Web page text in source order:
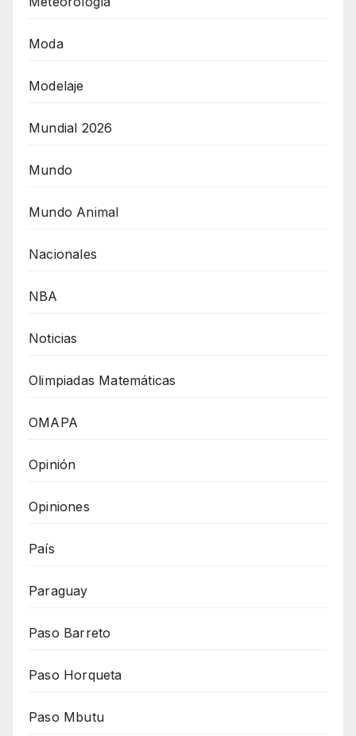
Moda
Modelaje
Mundial 2026
Mundo
Mundo Animal
Nacionales
NBA
Noticias
Olimpiadas Matemáticas
OMAPA
Opinión
Opiniones
País
Paraguay
Paso Barreto
Paso Horqueta
Paso Mbutu